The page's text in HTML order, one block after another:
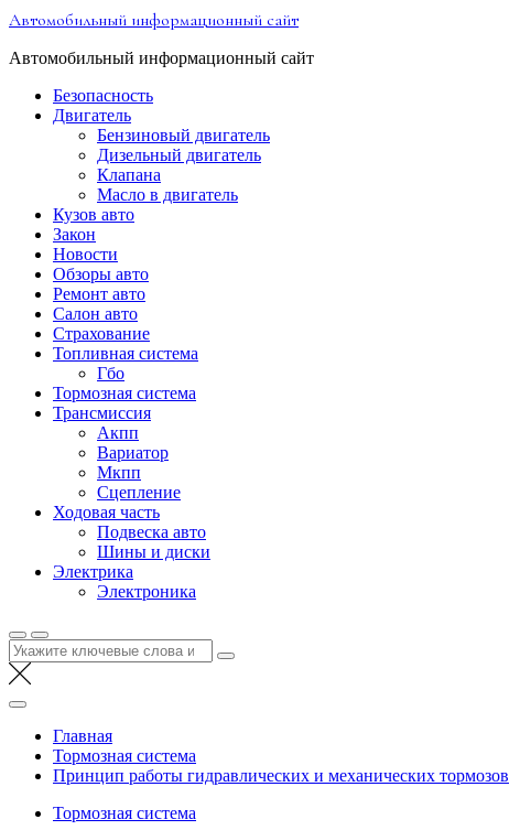
Перейти
содержимому
Автомобильный информационный сайт
Автомобильный информационный сайт
Безопасность
Двигатель
Бензиновый двигатель
Дизельный двигатель
Клапана
Масло в двигатель
Кузов авто
Закон
Новости
Обзоры авто
Ремонт авто
Салон авто
Страхование
Топливная система
Гбо
Тормозная система
Трансмиссия
Акпп
Вариатор
Мкпп
Сцепление
Ходовая часть
Подвеска авто
Шины и диски
Электрика
Электроника
Найти:
Главная
Тормозная система
Принцип работы гидравлических и механических тормозов
Тормозная система